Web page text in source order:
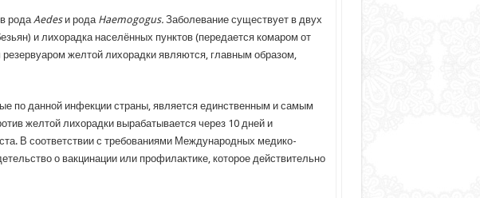
рода Aedesи родаHaemogogus. Заболевание существует в двух
и лихорадка населённых пунктов (передается комаром от
желтой лихорадки являются, главным образом,
по данной инфекции страны, является единственным и самым
желтой лихорадки вырабатывается через 10 дней и
В соответствии с требованиями Международных медико-
о вакцинации или профилактике, которое действительно